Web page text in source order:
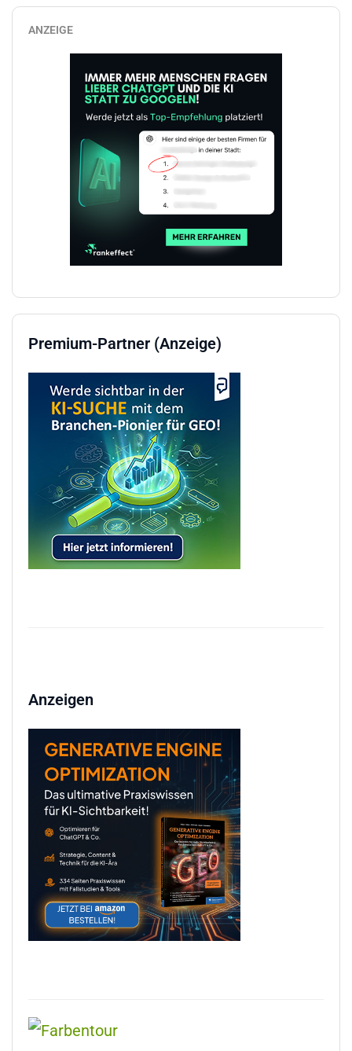
ANZEIGE
Premium-Partner (Anzeige)
Anzeigen